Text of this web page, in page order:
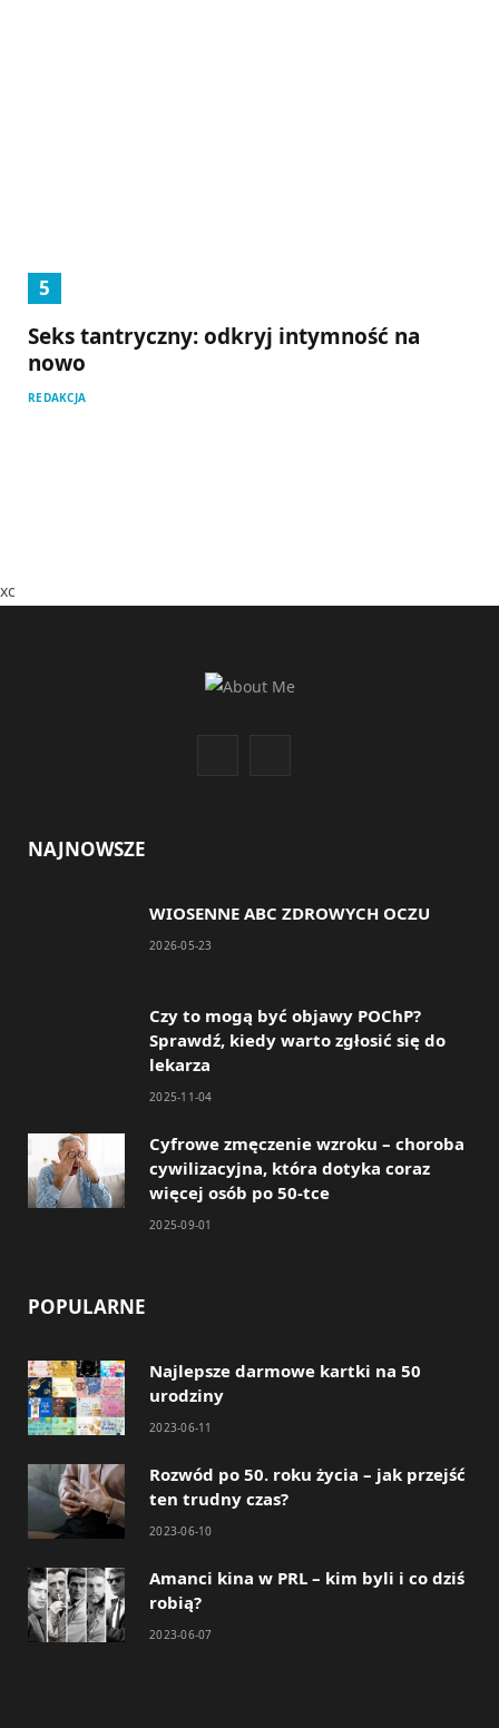
Seks tantryczny: odkryj intymność na
nowo
REDAKCJA
xc
b
k
a
a
NAJNOWSZE
WIOSENNE ABC ZDROWYCH OCZU
2026-05-23
Czy to mogą być objawy POChP?
Sprawdź, kiedy warto zgłosić się do
lekarza
2025-11-04
Cyfrowe zmęczenie wzroku – choroba
cywilizacyjna, która dotyka coraz
więcej osób po 50-tce
2025-09-01
POPULARNE
Najlepsze darmowe kartki na 50
urodziny
2023-06-11
Rozwód po 50. roku życia – jak przejść
ten trudny czas?
2023-06-10
Amanci kina w PRL – kim byli i co dziś
robią?
2023-06-07